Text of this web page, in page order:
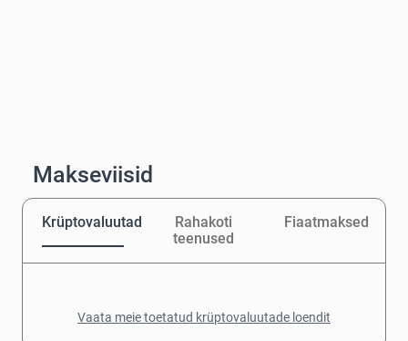
Makseviisid
Krüptovaluutad
Rahakoti
teenused
Fiaatmaksed
Vaata meie toetatud krüptovaluutade loendit